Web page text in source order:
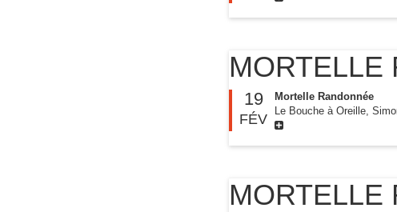
MORTELLE
19
FÉV
Mortelle Randonnée
Le Bouche à Oreille,
MORTELLE